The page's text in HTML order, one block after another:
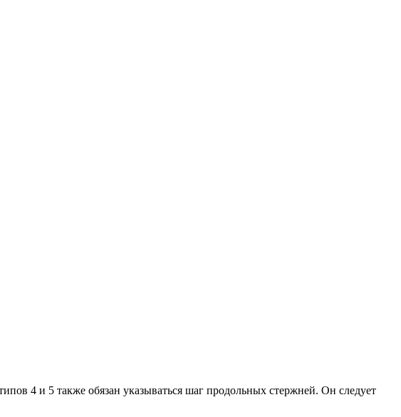
4 и 5 также обязан указываться шаг продольных стержней. Он следует